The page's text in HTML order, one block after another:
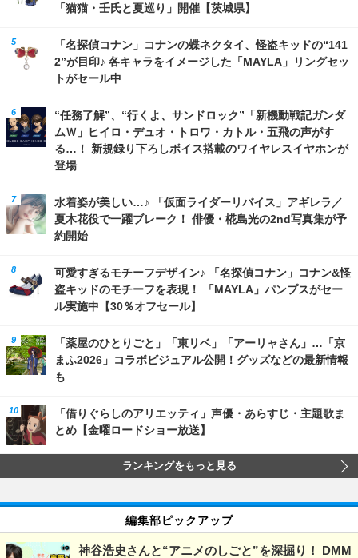
「猫猫・壬氏と夏巡り」開催【茨城県】
「名探偵コナン」コナンの蝶ネクタイ、怪盗キッドの“141
2”が目印♪ 各キャラをイメージした「MAYLA」リングセッ
トがセール中
“任務了解”、“行くよ、サンドロック”「新機動戦記ガンダ
ムＷ」ヒイロ・デュオ・トロワ・カトル・五飛の声がす
る…！ 新規録り下ろしボイス搭載のワイヤレスイヤホンが
登場
水着姿が美しい…♪ 「仮面ライダーリバイス」アギレラ／
夏木花役で一躍ブレーク！ 俳優・椛島光の2nd写真集が予
約開始
可愛すぎるモチーフデザイン♪ 「名探偵コナン」コナン&怪
盗キッドのモチーフを表現！ 「MAYLA」パンプスがセー
ル実施中【30％オフセール】
「薬屋のひとりごと」「東リベ」「アーリャさん」…「京
まふ2026」コラボビジュアル公開！グッズなどの最新情報
も
「借りぐらしのアリエッティ」声優・あらすじ・主題歌ま
とめ【金曜ロードショー放送】
ランキングをもっと見る
編集部ピックアップ
神谷浩史さんと“アニメのしごと”を深掘り！ DMM